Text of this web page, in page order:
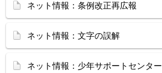
ネット情報：条例改正再広報
ネット情報：文字の誤解
ネット情報：少年サポートセンター